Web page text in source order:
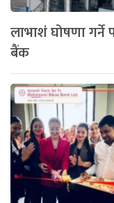
लाभाशं घोषणा
बैंक